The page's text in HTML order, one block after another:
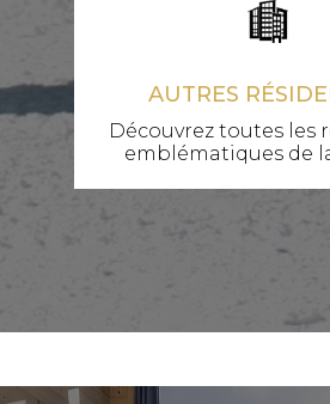
AUTRES
Découvrez toutes les
emblématiques de